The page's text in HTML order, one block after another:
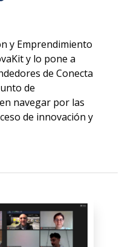
y Emprendimiento
y lo pone a
de Conecta
de
navegar por las
de innovación y